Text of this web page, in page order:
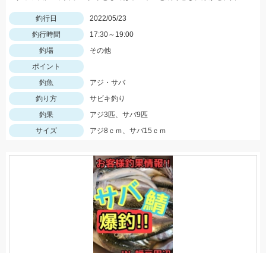
釣行日
2022/05/23
釣行時間
17:30～19:00
釣場
その他
ポイント
釣魚
アジ・サバ
釣り方
サビキ釣り
釣果
アジ3匹、サバ9匹
サイズ
アジ8ｃｍ、サバ15ｃｍ